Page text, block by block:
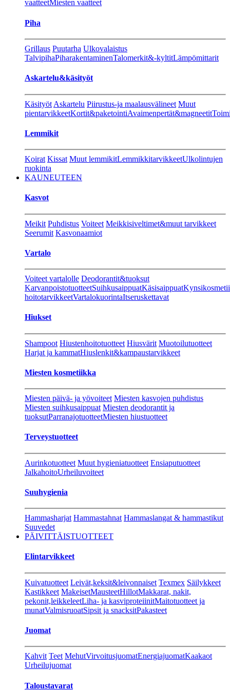
vaatteetMiesten vaatteet
Piha
Grillaus Puutarha Ulkovalaistus
TalvipihaPiharakentaminenTalomerkit&-kyltitLämpömittarit
Askartelu&käsityöt
Käsityöt Askartelu Piirustus-ja maalausvälineet Muut
pientarvikkeetKortit&paketointiAvaimenpertät&magneetit
Lemmikit
Koirat Kissat Muut lemmikitLemmikkitarvikkeetUlkolintujen
ruokinta
KAUNEUTEEN
Kasvot
Meikit Puhdistus Voiteet Meikkisiveltimet&muut tarvikkeet
Seerumit Kasvonaamiot
Vartalo
Voiteet vartalolle Deodorantit&tuoksut
KarvanpoistotuotteetSuihkusaippuatKäsisaippuat
hoitotarvikkeetVartalokuorintaItseruskettavat
Hiukset
Shampoot Hiustenhoitotuotteet Hiusvärit Muotoilutuotteet
Harjat ja kammatHiuslenkit&kampaustarvikkeet
Miesten kosmetiikka
Miesten päivä- ja yövoiteet Miesten kasvojen puhdistus
Miesten suihkusaippuat Miesten deodorantit ja
tuoksutParranajotuotteetMiesten hiustuotteet
Terveystuotteet
Aurinkotuotteet Muut hygieniatuotteet Ensiaputuotteet
JalkahoitoUrheiluvoiteet
Suuhygienia
Hammasharjat Hammastahnat Hammaslangat & hammastikut
Suuvedet
PÄIVITTÄISTUOTTEET
Elintarvikkeet
Kuivatuotteet Leivät,keksit&leivonnaiset Texmex Säilykkeet
Kastikkeet MakeisetMausteetHillotMakkarat, nakit,
pekonit,leikkeleetLiha- ja kasviproteiinitMaitotuotteet ja
munatValmisruoatSipsit ja snacksitPakasteet
Juomat
Kahvit Teet MehutVirvoitusjuomatEnergiajuomatKaakaot
Urheilujuomat
Taloustavarat